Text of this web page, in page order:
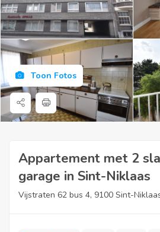
Toon Fotos
Appartement met 2
garage in Sint-Niklaas
Vijstraten 62 bus 4, 9100 Sint-